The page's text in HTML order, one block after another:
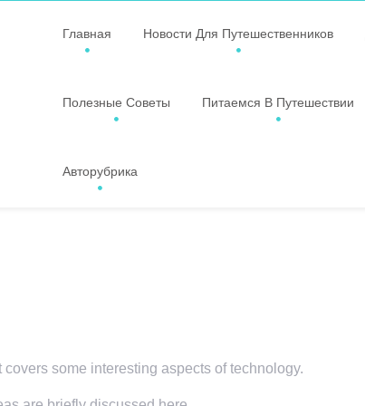
Главная Новости Для Путешественников
Полезные Советы Питаемся В Путешествии
Авторубрика
some interesting aspects of technology.